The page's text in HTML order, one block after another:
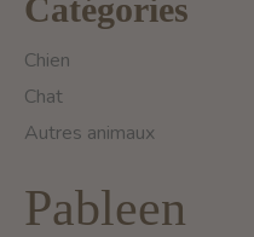
Catégories
Chien
Chat
Autres animaux
Pableen